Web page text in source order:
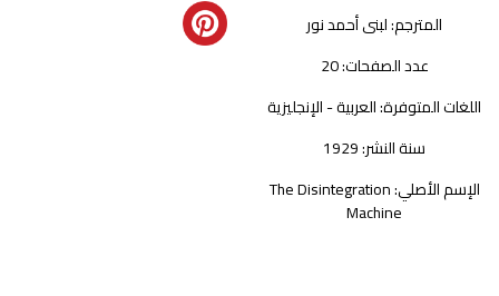
المترجم:لبنى أحمد نور
عدد الصفحات: 20
اللغات المتوفرة: العربية - الإنجليزية
سنة النشر: 1929
الإسم الأصلي: The Disintegration
Machine